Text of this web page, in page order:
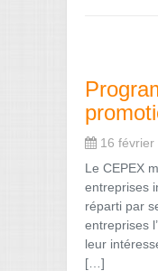
16 février
Le CEPEX
entreprises
réparti par
entreprises
leur
[…]